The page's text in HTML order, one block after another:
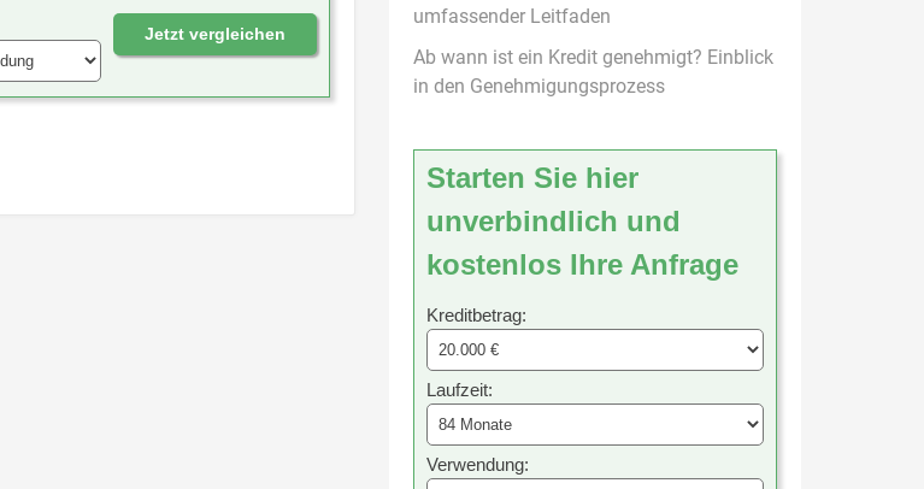
Jetzt vergleichen
umfassender Leitfaden
Ab wann ist ein Kredit genehmigt? Einblick
in den Genehmigungsprozess
Starten Sie hier
unverbindlich und
kostenlos Ihre Anfrage
Kreditbetrag:
Laufzeit:
Verwendung: